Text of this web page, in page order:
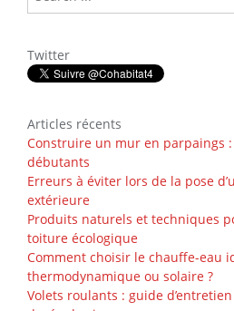
Twitter
Articles récents
Construire un mur en parpaings
débutants
Erreurs à éviter lors de la pose
extérieure
Produits naturels et techniques
toiture écologique
Comment choisir le chauffe-eau
thermodynamique ou solaire ?
Volets roulants : guide